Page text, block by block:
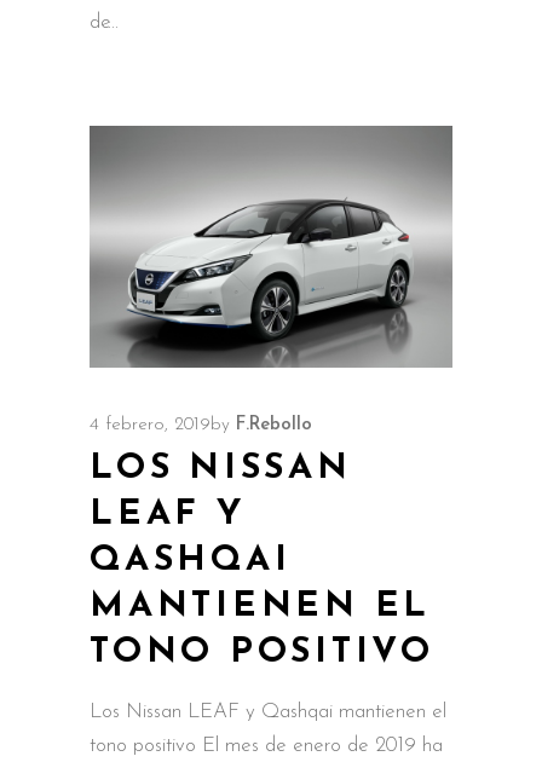
de
4 febrero, 2019 by F.Rebollo
LOS NISSAN
LEAF Y
QASHQAI
MANTIENEN EL
TONO POSITIVO
Los Nissan LEAF y Qashqai mantienen el
tono positivo El mes de enero de 2019 ha